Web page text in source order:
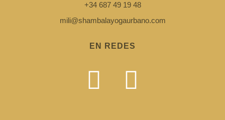
+34 687 49 19 48
mili@shambalayogaurbano.com
EN REDES